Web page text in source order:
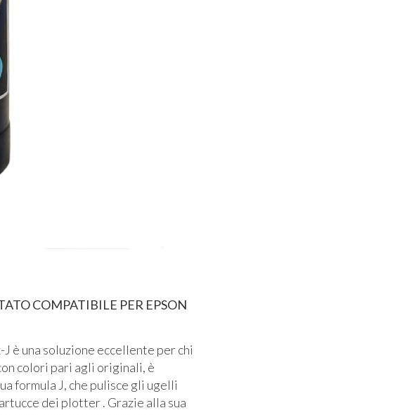
COMPATIBILE PER EPSON
è una soluzione eccellente per chi
colori pari agli originali, è
formula J, che pulisce gli ugelli
dei plotter . Grazie alla sua